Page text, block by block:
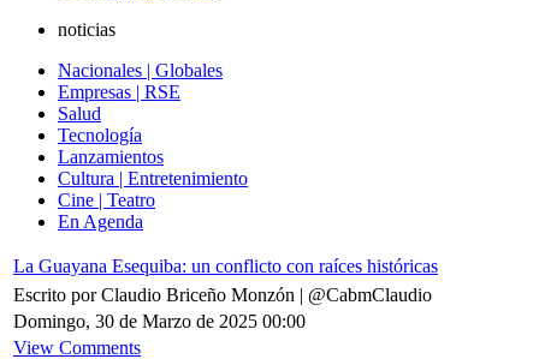
noticias
Nacionales | Globales
Empresas | RSE
Salud
Tecnología
Lanzamientos
Cultura | Entretenimiento
Cine | Teatro
En Agenda
La Guayana Esequiba: un conflicto con raíces históricas
Escrito por Claudio Briceño Monzón | @CabmClaudio
Domingo, 30 de Marzo de 2025 00:00
View Comments